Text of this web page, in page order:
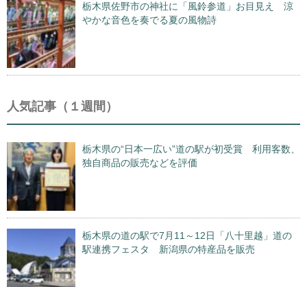
栃木県佐野市の神社に「風鈴参道」お目見え 涼
やかな音色を奏でる夏の風物詩
人気記事（１週間）
栃木県の“日本一広い”道の駅が初受賞 利用客数、
独自商品の販売などを評価
栃木県の道の駅で7月11～12日「八十里越」道の
駅連携フェスタ 新潟県の特産品を販売